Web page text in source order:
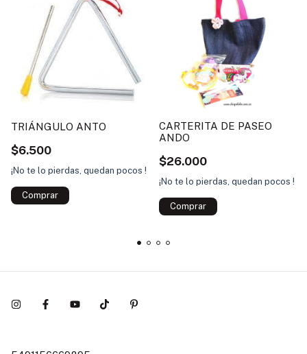
TRIÁNGULO ANTO
$6.500
¡No te lo pierdas, quedan pocos !
CARTERITA DE PASEO
ANDO
$26.000
¡No te lo pierdas, quedan pocos !